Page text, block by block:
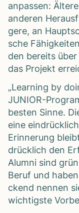
anpas­sen:
ande­ren
gere, an
sche
den bereits
das Pro­jekt
„Lear­ning by
JUNIOR-
bes­ten Sinne.
eine
Erin­ne­rung
drück­lich den
Alumni sind
Beruf und
ckend nen­nen
wich­tigste